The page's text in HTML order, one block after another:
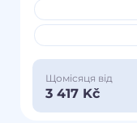
Щомісяця від
3 417 Kč